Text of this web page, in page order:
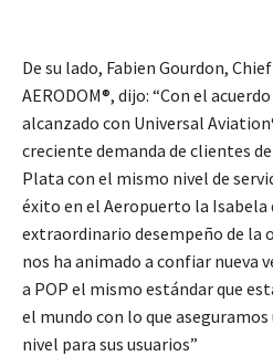
De su lado, Fabien Gourdon,
AERODOM®, dijo: “Con el
alcanzado con Universal
creciente demanda de clientes
Plata con el mismo nivel de
éxito en el Aeropuerto la Isabela
extraordinario desempeño de la
nos ha animado a confiar nueva
a POP el mismo estándar que
el mundo con lo que
nivel para sus usuarios”